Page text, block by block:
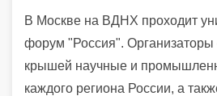
В Москве на ВДНХ проходит
форум "Россия". Организаторы
крышей научные и
каждого региона России, а